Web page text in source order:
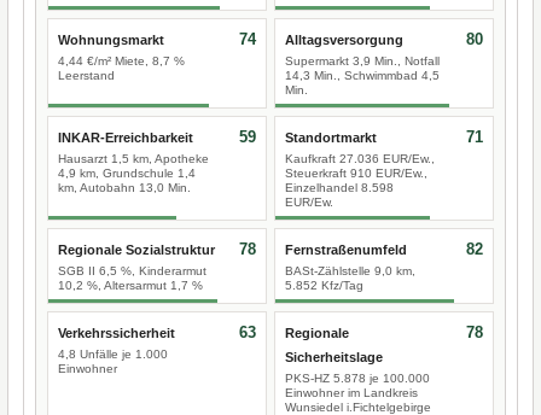
Wohnungsmarkt
4,44 €/m² Miete, 8,7 %
Leerstand
74 Alltagsversorgung
Supermarkt 3,9 Min., Notfall
14,3 Min., Schwimmbad 4,5
Min.
80
INKAR-Erreichbarkeit
Hausarzt 1,5 km, Apotheke
4,9 km, Grundschule 1,4
km, Autobahn 13,0 Min.
59 Standortmarkt
Kaufkraft 27.036 EUR/Ew.,
Steuerkraft 910 EUR/Ew.,
Einzelhandel 8.598
EUR/Ew.
71
Regionale Sozialstruktur
SGB II 6,5 %, Kinderarmut
10,2 %, Altersarmut 1,7 %
78 Fernstraßenumfeld
BASt-Zählstelle 9,0 km,
5.852 Kfz/Tag
82
Verkehrssicherheit
4,8 Unfälle je 1.000
Einwohner
63
Regionale
Sicherheitslage
PKS-HZ 5.878 je 100.000
Einwohner im Landkreis
Wunsiedel i.Fichtelgebirge
78